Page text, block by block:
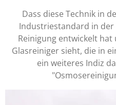
Dass diese Technik in
Industriestandard in der
Reinigung entwickelt
Glasreiniger sieht, die in
ein weiteres Indiz